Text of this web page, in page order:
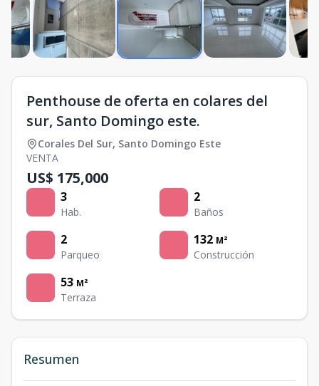
Penthouse de oferta en colares del
sur, Santo Domingo este.
Corales Del Sur, Santo Domingo Este
VENTA
US$ 175,000
3
Hab.
2
Baños
2
Parqueo
132 M²
Construcción
53 M²
Terraza
Resumen